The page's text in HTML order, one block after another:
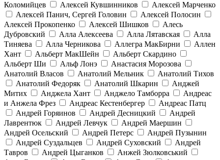
Коломийцев
Алексей Кувшинников
Алексей Марченко
Алексей Панич, Сергей Головин
Алексей Полосин
Алексей Прокопенко
Алексей Шишков
Алесь
Дубровский
Алла Алексеева Алла Лятавская
Алла
Тиняева
Алла Черникова Аллегра МакБирни
Аллен
Хант
Альберт МакШейн
Альберт Скардино
Альберт Ши
Альф Лонэ
Анастасия Морозова
Анатолий Власов
Анатолий Мельник
Анатолий Тихов
Анатолий Федоряк
Анатолий Шкарин
Анджей
Митих
Анджела Хант Анджело Тамборра
Андреас
и Анжела Фрез
Андреас Кестенбергер
Андреас Патц
Андрей Горяинов
Андрей Десницкий
Андрей
Лаврентюк
Андрей Левчук
Андрей Маершин
Андрей Осельский
Андрей Петерс
Андрей Пузынин
Андрей Суздальцев
Андрей Суховский
Андрей
Тавров
Андрей Цыганков
Анжей Зюлковський